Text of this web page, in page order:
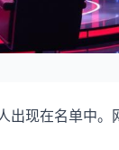
出现在名单中